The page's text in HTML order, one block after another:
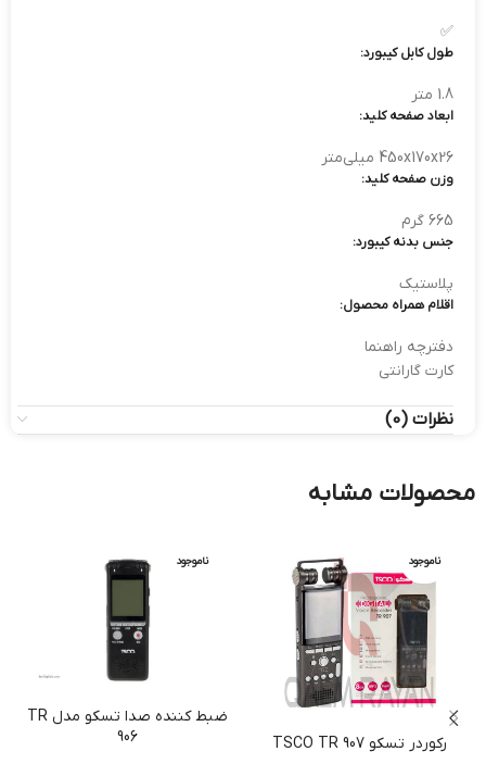
✅
طول کابل کیبورد:
1.8 متر
ابعاد صفحه کلید:
450x170x26 میلی‌متر
وزن صفحه کلید:
665 گرم
جنس بدنه کیبورد:
پلاستیک
اقلام همراه محصول:
دفترچه راهنما
کارت گارانتی
نظرات (0)
محصولات مشابه
ناموجود
رکوردر تسکو TSCO TR 907
ناموجود
ضبط کننده صدا تسکو مدل TR
906